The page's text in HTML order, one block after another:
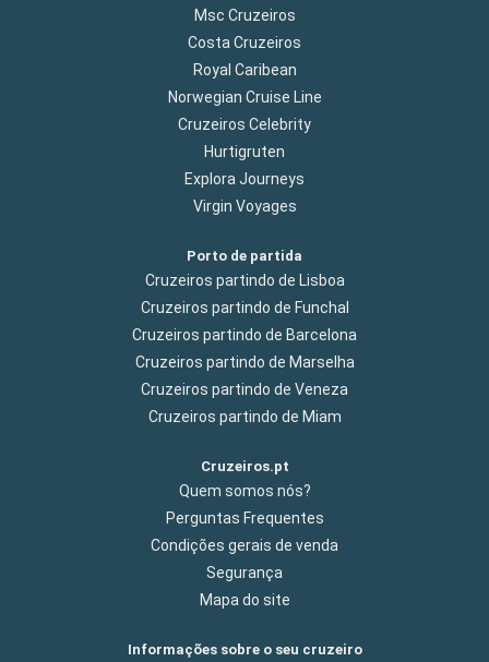
Msc Cruzeiros
Costa Cruzeiros
Royal Caribean
Norwegian Cruise Line
Cruzeiros Celebrity
Hurtigruten
Explora Journeys
Virgin Voyages
Porto de partida
Cruzeiros partindo de Lisboa
Cruzeiros partindo de Funchal
Cruzeiros partindo de Barcelona
Cruzeiros partindo de Marselha
Cruzeiros partindo de Veneza
Cruzeiros partindo de Miam
Cruzeiros.pt
Quem somos nós?
Perguntas Frequentes
Condições gerais de venda
Segurança
Mapa do site
Informações sobre o seu cruzeiro